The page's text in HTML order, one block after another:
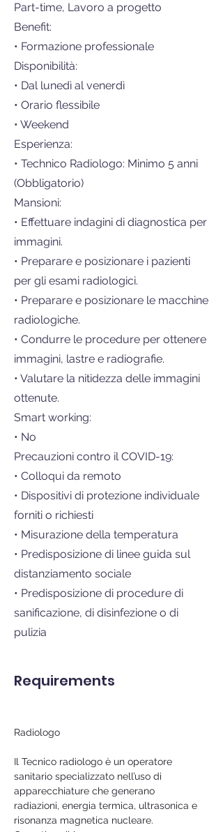
Part-time, Lavoro a progetto
Benefit:
• Formazione professionale
Disponibilità:
• Dal lunedì al venerdì
• Orario flessibile
• Weekend
Esperienza:
• Technico Radiologo: Minimo 5 anni
(Obbligatorio)
Mansioni:
• Effettuare indagini di diagnostica per
immagini.
• Preparare e posizionare i pazienti
per gli esami radiologici.
• Preparare e posizionare le macchine
radiologiche.
• Condurre le procedure per ottenere
immagini, lastre e radiografie.
• Valutare la nitidezza delle immagini
ottenute.
Smart working:
• No
Precauzioni contro il COVID-19:
• Colloqui da remoto
• Dispositivi di protezione individuale
forniti o richiesti
• Misurazione della temperatura
• Predisposizione di linee guida sul
distanziamento sociale
• Predisposizione di procedure di
sanificazione, di disinfezione o di
pulizia
Requirements
Radiologo
Il Tecnico radiologo è un operatore
sanitario specializzato nell’uso di
apparecchiature che generano
radiazioni, energia termica, ultrasonica e
risonanza magnetica nucleare.